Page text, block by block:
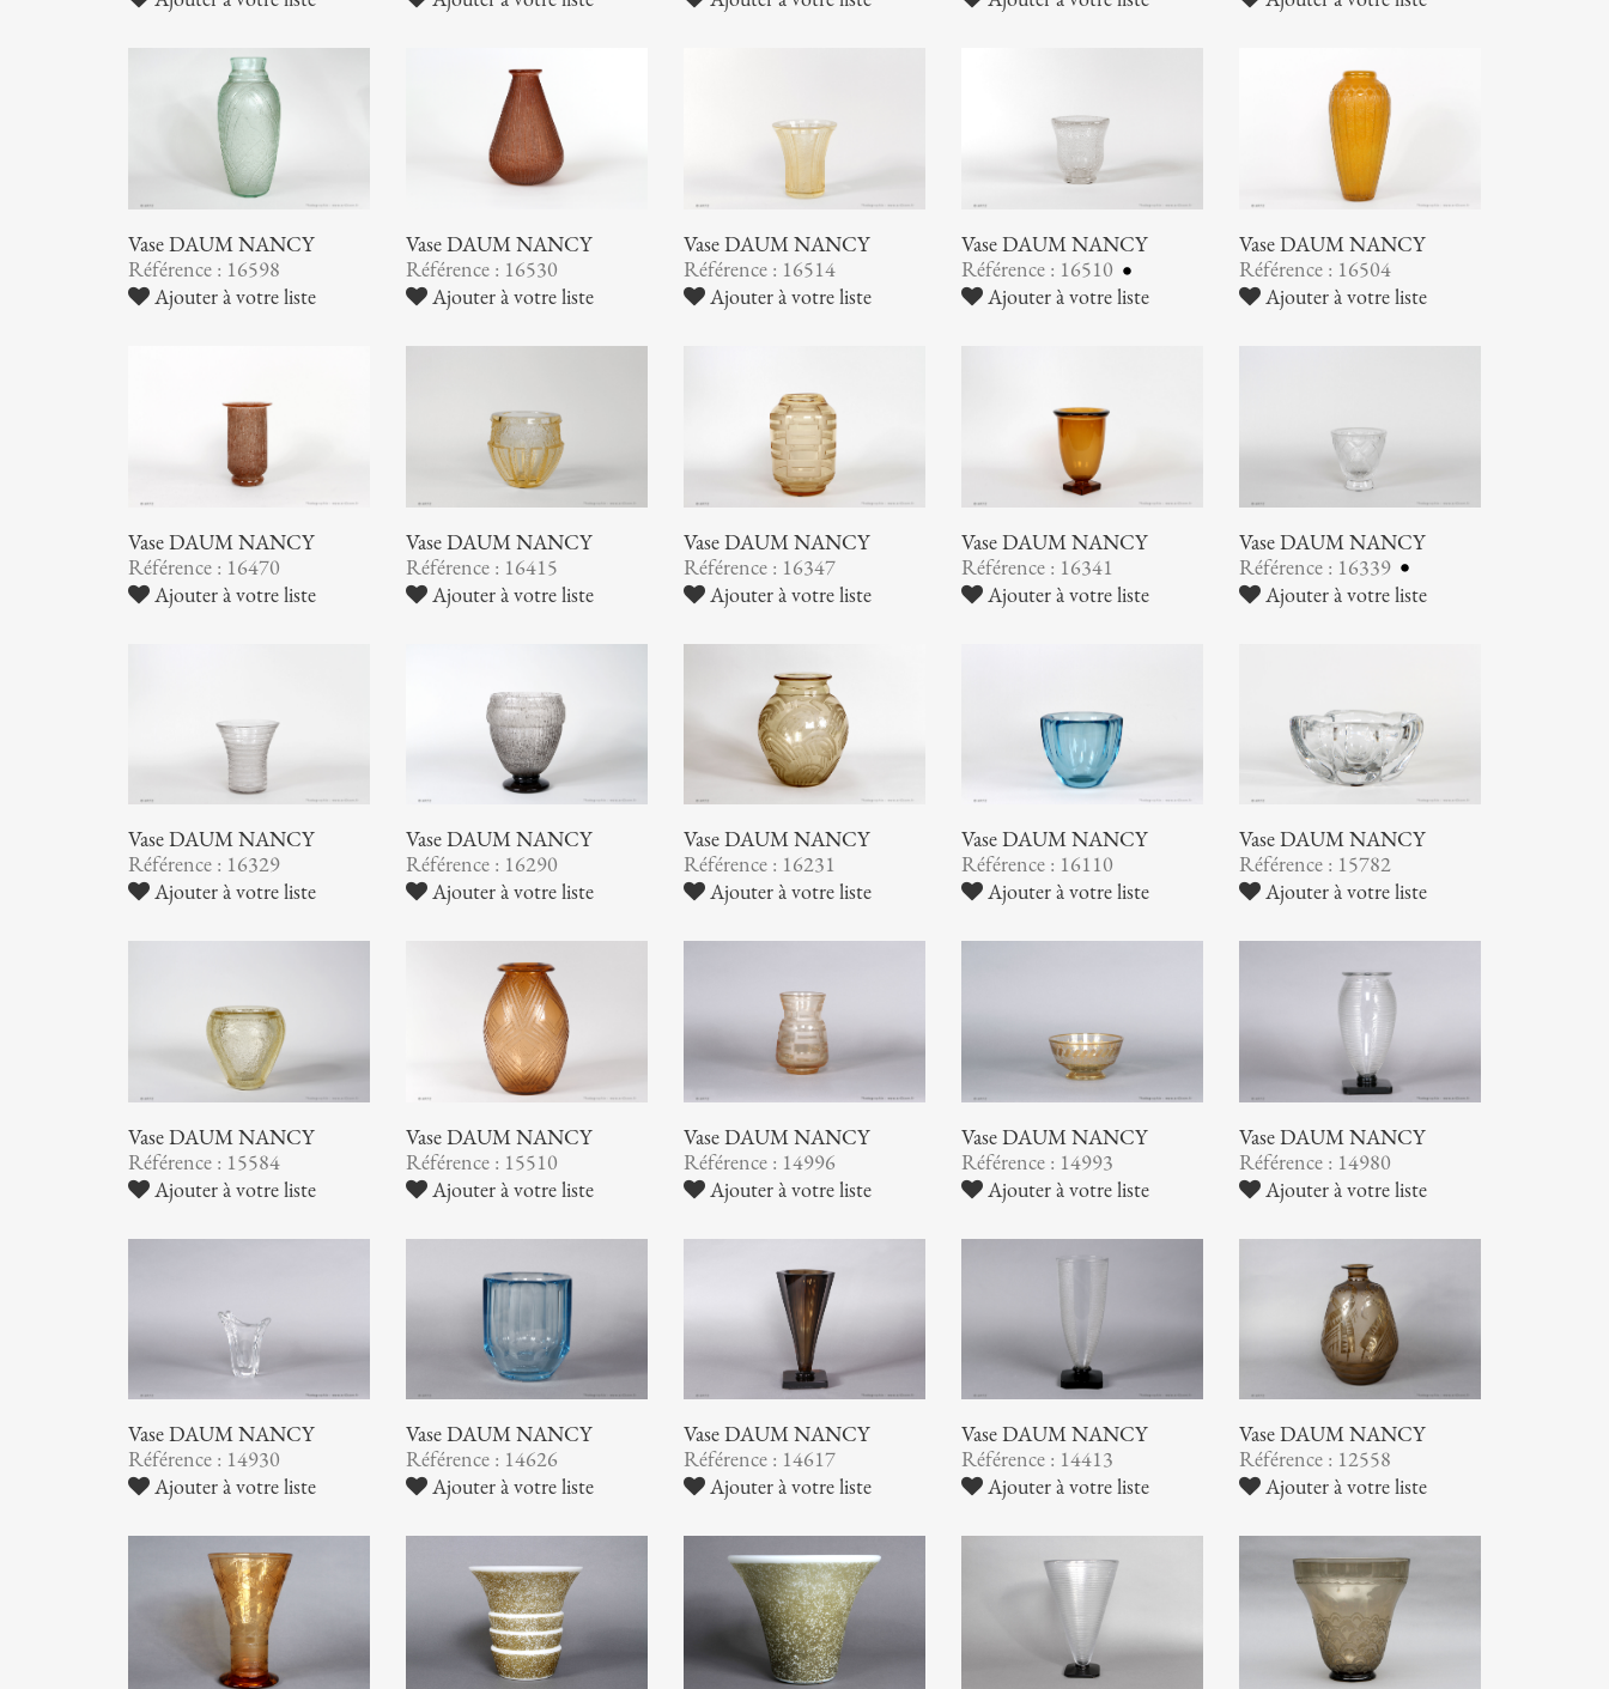
Vase DAUM NANCY
Référence : 16598
Ajouter à votre liste
Vase DAUM NANCY
Référence : 16530
Ajouter à votre liste
Vase DAUM NANCY
Référence : 16514
Ajouter à votre liste
Vase DAUM NANCY
Référence : 16510
Ajouter à votre liste
Vase DAUM NANCY
Référence : 16504
Ajouter à votre liste
Vase DAUM NANCY
Référence : 16470
Ajouter à votre liste
Vase DAUM NANCY
Référence : 16415
Ajouter à votre liste
Vase DAUM NANCY
Référence : 16347
Ajouter à votre liste
Vase DAUM NANCY
Référence : 16341
Ajouter à votre liste
Vase DAUM NANCY
Référence : 16339
Ajouter à votre liste
Vase DAUM NANCY
Référence : 16329
Ajouter à votre liste
Vase DAUM NANCY
Référence : 16290
Ajouter à votre liste
Vase DAUM NANCY
Référence : 16231
Ajouter à votre liste
Vase DAUM NANCY
Référence : 16110
Ajouter à votre liste
Vase DAUM NANCY
Référence : 15782
Ajouter à votre liste
Vase DAUM NANCY
Référence : 15584
Ajouter à votre liste
Vase DAUM NANCY
Référence : 15510
Ajouter à votre liste
Vase DAUM NANCY
Référence : 14996
Ajouter à votre liste
Vase DAUM NANCY
Référence : 14993
Ajouter à votre liste
Vase DAUM NANCY
Référence : 14980
Ajouter à votre liste
Vase DAUM NANCY
Référence : 14930
Ajouter à votre liste
Vase DAUM NANCY
Référence : 14626
Ajouter à votre liste
Vase DAUM NANCY
Référence : 14617
Ajouter à votre liste
Vase DAUM NANCY
Référence : 14413
Ajouter à votre liste
Vase DAUM NANCY
Référence : 12558
Ajouter à votre liste